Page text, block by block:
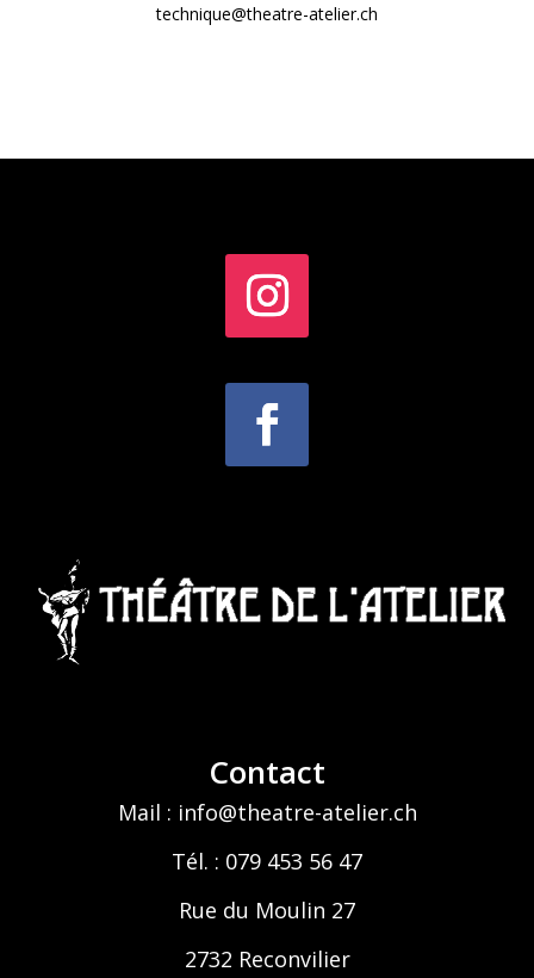
technique@theatre-atelier.ch
Contact
Mail : info@theatre-atelier.ch
Tél. : 079 453 56 47
Rue du Moulin 27
2732 Reconvilier